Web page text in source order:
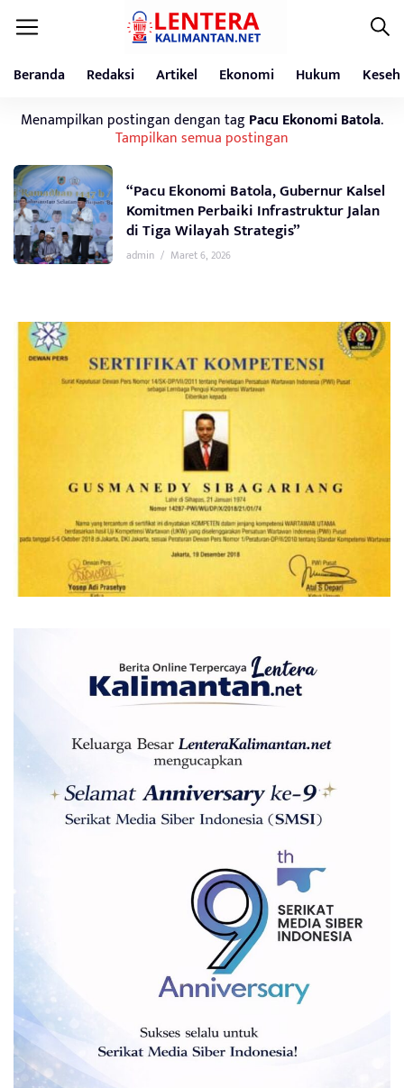
Beranda Redaksi Artikel Ekonomi Hukum
Menampilkan postingan dengan tagPacu Ekonomi Batola.
Tampilkan semua postingan
“Pacu Ekonomi Batola, Gubernur Kalsel
Komitmen Perbaiki Infrastruktur Jalan
di Tiga Wilayah Strategis”
admin / Maret 6, 2026